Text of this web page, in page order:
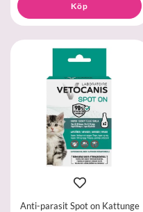
Köp
Anti-parasit Spot on Kattunge